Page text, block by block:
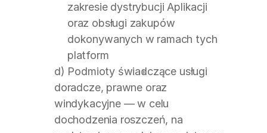
zakresie dystrybucji Aplikacji
oraz obsługi zakupów
dokonywanych w ramach tych
platform
d) Podmioty świadczące usługi
doradcze, prawne oraz
windykacyjne — w celu
dochodzenia roszczeń, na